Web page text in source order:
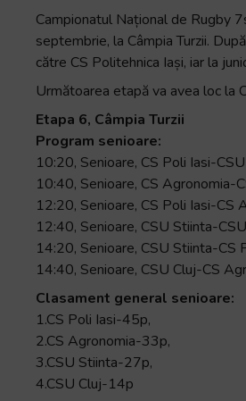
activates
screen
reader
navigate
interact
content.
Campionatul Național de Rugby
septembrie, la Câmpia Turzii.
către CS Politehnica Iași, iar la
Următoarea etapă va avea loc la
Etapa 6, Câmpia Turzii
Program senioare:
10:20, Senioare, CS Poli Iasi-
10:40, Senioare, CS Agronomia-
12:20, Senioare, CS Poli Iasi-CS
12:40, Senioare, CSU Stiinta-
14:20, Senioare, CSU Stiinta-CS
14:40, Senioare, CSU Cluj-CS
Clasament general senioare:
1.CS Poli Iasi-45p,
2.CS Agronomia-33p,
3.CSU Stiinta-27p,
4.CSU Cluj-14p